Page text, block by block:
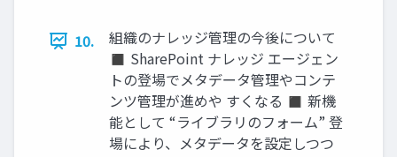
10.
組織のナレッジ管理の今後について
◼ SharePoint ナレッジ エージェン
トの登場でメタデータ管理やコンテ
ンツ管理が進めや すくなる ◼ 新機
能として “ライブラリのフォーム” 登
場により、メタデータを設定しつつ